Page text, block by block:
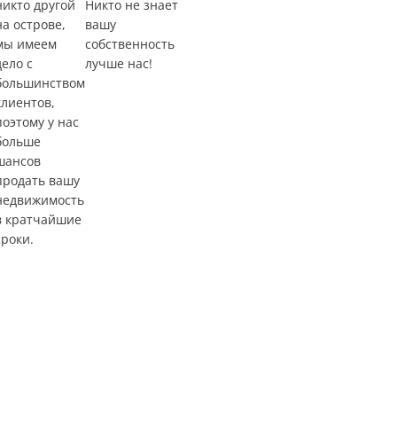
другой
острове,
имеем
с
у нас
вашу
кратчайшие
Никто не знает
вашу
собственность
лучше нас!